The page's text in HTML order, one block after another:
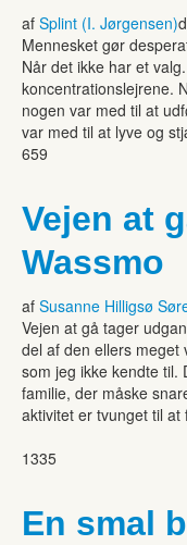
af Splint (I. Jørgensen)
Mennesket gør
Når det ikke har et
koncentrationslejrene.
nogen var med til at
var med til at lyve og
659
Vejen at
Wassmo
af Susanne Hilligsø
Vejen at gå tager
del af den ellers meget
som jeg ikke kendte
familie, der måske
aktivitet er tvunget til
1335
En smal